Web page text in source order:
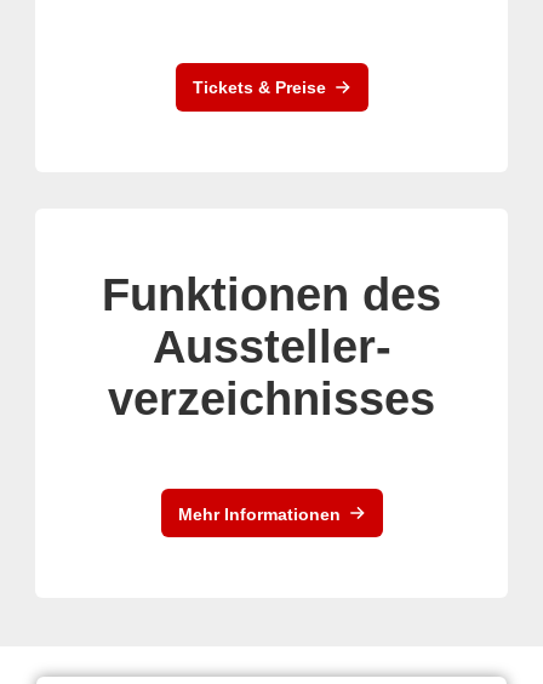
Tickets & Preise
Funktionen des
Aussteller-
verzeichnisses
Mehr Informationen